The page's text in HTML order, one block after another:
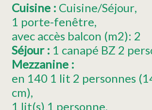
Cuisine : Cuisine/Séjour
1 porte-fenêtre
avec accès balcon (m2): 2
Séjour : 1 canapé BZ 2
Mezzanine :
en 140 1 lit 2 personnes
cm)
1 lit(s) 1 personne